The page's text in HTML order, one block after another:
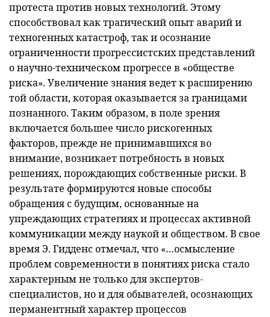
протеста против новых технологий. Этому
способствовал как трагический опыт аварий и
техногенных катастроф, так и осознание
ограниченности прогрессистских представлений
о научно-техническом прогрессе в «обществе
риска». Увеличение знания ведет к расширению
той области, которая оказывается за границами
познанного. Таким образом, в поле зрения
включается большее число рискогенных
факторов, прежде не принимавшихся во
внимание, возникает потребность в новых
решениях, порождающих собственные риски. В
результате формируются новые способы
обращения с будущим, основанные на
упреждающих стратегиях и процессах активной
коммуникации между наукой и обществом. В свое
время Э. Гидденс отмечал, что «…осмысление
проблем современности в понятиях риска стало
характерным не только для экспертов-
специалистов, но и для обывателей, осознающих
перманентный характер процессов